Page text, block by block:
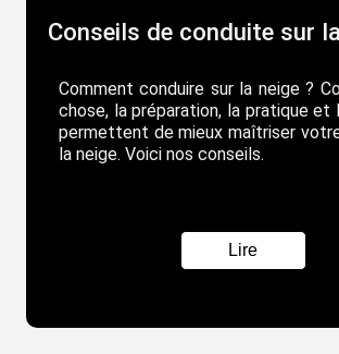
Conseils de conduite sur
Comment conduire sur la neige ?
chose, la préparation, la pratique et
permettent de mieux maîtriser
la neige. Voici nos conseils.
Lire